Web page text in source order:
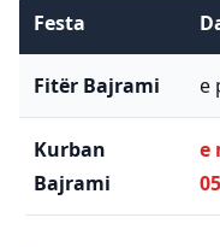
Festa
Fitër Bajrami e
Kurban
Bajrami
e